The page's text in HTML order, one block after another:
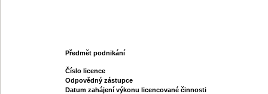
Předmět podnikání
Číslo licence
Odpovědný zástupce
Datum zahájení výkonu licencované činnosti